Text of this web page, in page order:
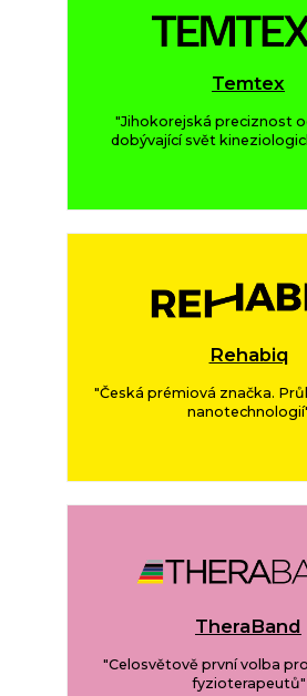
Temtex
"Jihokorejská preciznost
dobývající svět
Rehabiq
"Česká prémiová značka.
TheraBand
"Celosvětově první volba
fyzioterapeutů"